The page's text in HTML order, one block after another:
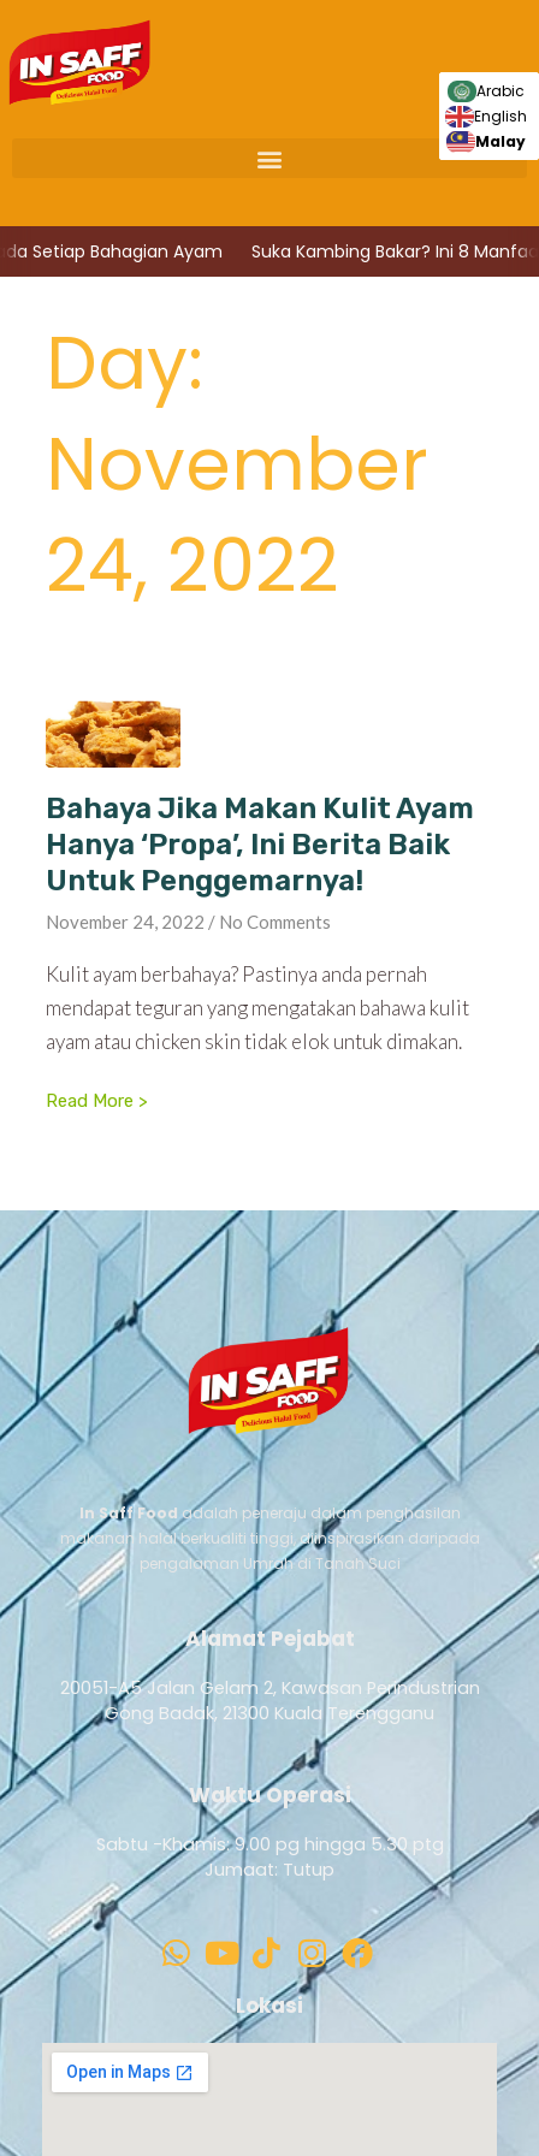
content
Setiap Bahagian Ayam Suka Kambing Bakar? Ini 8
Day:
November
24, 2022
Bahaya Jika Makan Kulit Ayam
Hanya ‘Propa’, Ini Berita Baik
Untuk Penggemarnya!
November 24, 2022 No Comments
Kulit ayam berbahaya? Pastinya anda pernah
mendapat teguran yang mengatakan bahawa kulit
ayam atau chicken skin tidak elok untuk dimakan.
Read More >
In Saff Food adalah peneraju dalam penghasilan
makanan halal berkualiti tinggi, diinspirasikan daripada
pengalaman Umrah di Tanah Suci
Alamat Pejabat
20051-A5 Jalan Gelam 2, Kawasan Perindustrian
Gong Badak, 21300 Kuala Terengganu
Waktu Operasi
Sabtu -Khamis: 9.00 pg hingga 5.30 ptg
Jumaat: Tutup
Lokasi
Arabic
English
Malay